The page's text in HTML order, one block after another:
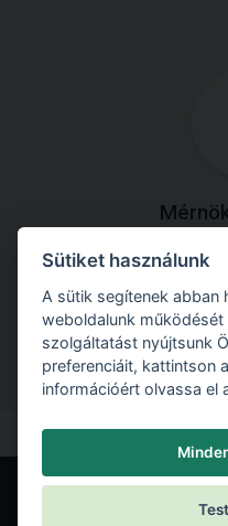
Töltse le útmutatónkat
Sütiket használunk
A sütik segítenek abban
weboldalunk
szolgáltatást nyújtsunk
preferenciáit, kattintson
információért olvassa el